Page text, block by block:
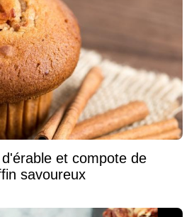
et compote de
savoureux